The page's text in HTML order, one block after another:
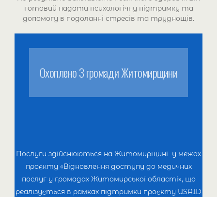
готовий надати психологічну підтримку та
допомогу в подоланні стресів та труднощів.
Охоплено 3 громади Житомирщини
Послуги здійснюються на Житомирщині у межах
проєкту «Відновлення доступу до медичних
послуг у громадах Житомирської області», що
реалізується в рамках підтримки проєкту USAID